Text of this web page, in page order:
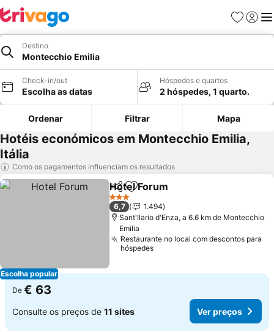
Favoritos
Iniciar
Destino
Montecchio Emilia
Check-in/out
Escolha as datas
Hóspedes e quartos
2 hóspedes, 1 quarto.
Ordenar Filtrar Mapa
Hotéis económicos em Montecchio Emilia,
Itália
Como os pagamentos influenciam os resultados
Escolha popular
PartilharAdicionar aos favoritos
Hotel Forum
3 Estrelas
6,7
1.494
Sant'Ilario d'Enza, a 6.6 km de Montecchio
Emilia
Restaurante no local com descontos para
hóspedes
De € 63
Consulte os preços de 11 sites Ver preços